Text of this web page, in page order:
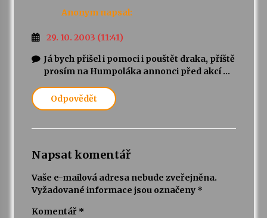
Anonym napsal:
29. 10. 2003 (11:41)
Já bych přišel i pomoci i pouštět draka, příště
prosím na Humpoláka annonci před akcí …
Odpovědět
Napsat komentář
Vaše e-mailová adresa nebude zveřejněna.
Vyžadované informace jsou označeny *
Komentář *